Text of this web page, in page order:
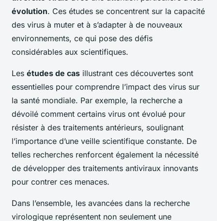
évolution. Ces études se concentrent sur la capacité
des virus à muter et à s’adapter à de nouveaux
environnements, ce qui pose des défis
considérables aux scientifiques.
Les études de cas illustrant ces découvertes sont
essentielles pour comprendre l’impact des virus sur
la santé mondiale. Par exemple, la recherche a
dévoilé comment certains virus ont évolué pour
résister à des traitements antérieurs, soulignant
l’importance d’une veille scientifique constante. De
telles recherches renforcent également la nécessité
de développer des traitements antiviraux innovants
pour contrer ces menaces.
Dans l’ensemble, les avancées dans la recherche
virologique représentent non seulement une